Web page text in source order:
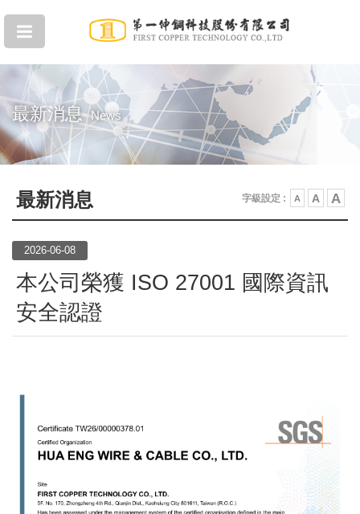
最新消息 News
最新消息 字級設定 : A A A
2026-06-08
本公司榮獲 ISO 27001 國際資訊
安全認證